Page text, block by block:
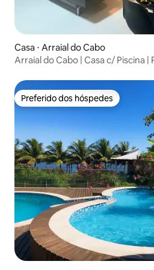
Casa ⋅ Arraial do Cabo
Arraial do Cabo | Casa c/ Piscina |
Preferido dos hóspedes
Preferido dos hóspedes